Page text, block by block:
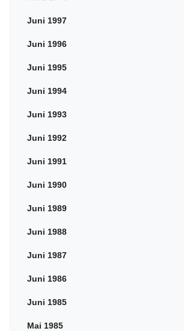
Juni 1997
Juni 1996
Juni 1995
Juni 1994
Juni 1993
Juni 1992
Juni 1991
Juni 1990
Juni 1989
Juni 1988
Juni 1987
Juni 1986
Juni 1985
Mai 1985